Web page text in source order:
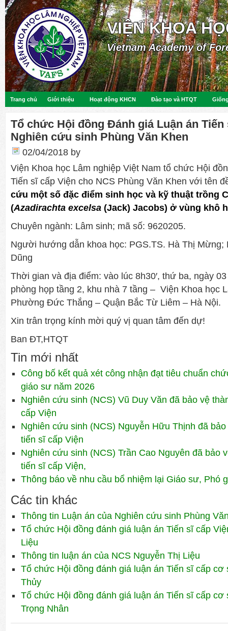
VIỆN KHOA
Vietnam Academy of
Trang chủ Giới thiệu Hoạt động KHCN Đào tạo và HTQT
Tổ chức Hội đồng Đánh giá Luận án Tiến
Nghiên cứu sinh Phùng Văn Khen
02/04/2018 by
Viện Khoa học Lâm nghiệp Việt Nam tổ chức Hội
Tiến sĩ cấp Viện cho NCS Phùng Văn Khen với tên
cứu một số đặc điểm sinh học và kỹ thuật trồng
(Azadirachta excelsa (Jack) Jacobs) ở vùng khô
Chuyên ngành: Lâm sinh; mã số: 9620205.
Người hướng dẫn khoa học: PGS.TS. Hà Thị Mừng;
Dũng
Thời gian và địa điểm: vào lúc 8h30′, thứ ba, ngày
phòng họp tầng 2, khu nhà 7 tầng – Viện Khoa học
Phường Đức Thắng – Quận Bắc Từ Liêm – Hà Nội.
Xin trân trọng kính mời quý vị quan tâm đến dự!
Ban ĐT,HTQT
Tin mới nhất
Công bố kết quả xét công nhận đạt tiêu chuẩn
giáo sư năm 2026
Nghiên cứu sinh (NCS) Vũ Duy Văn đã bảo vệ
cấp Viện
Nghiên cứu sinh (NCS) Nguyễn Hữu Thịnh đã
tiến sĩ cấp Viện
Nghiên cứu sinh (NCS) Trần Cao Nguyên đã bảo
tiến sĩ cấp Viện,
Thông báo về nhu cầu bổ nhiệm lại Giáo sư, Phó
Các tin khác
Thông tin Luận án của Nghiên cứu sinh Phùng
Tổ chức Hội đồng đánh giá luận án Tiến sĩ cấp
Liệu
Thông tin luận án của NCS Nguyễn Thị Liệu
Tổ chức Hội đồng đánh giá luận án Tiến sĩ cấp cơ
Thủy
Tổ chức Hội đồng đánh giá luận án Tiến sĩ cấp cơ
Trọng Nhân